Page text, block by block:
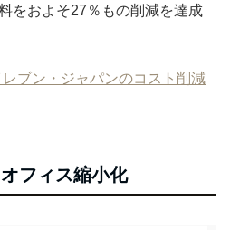
をおよそ27％もの削減を達成
ブン・ジャパンのコスト削減
フィス縮小化